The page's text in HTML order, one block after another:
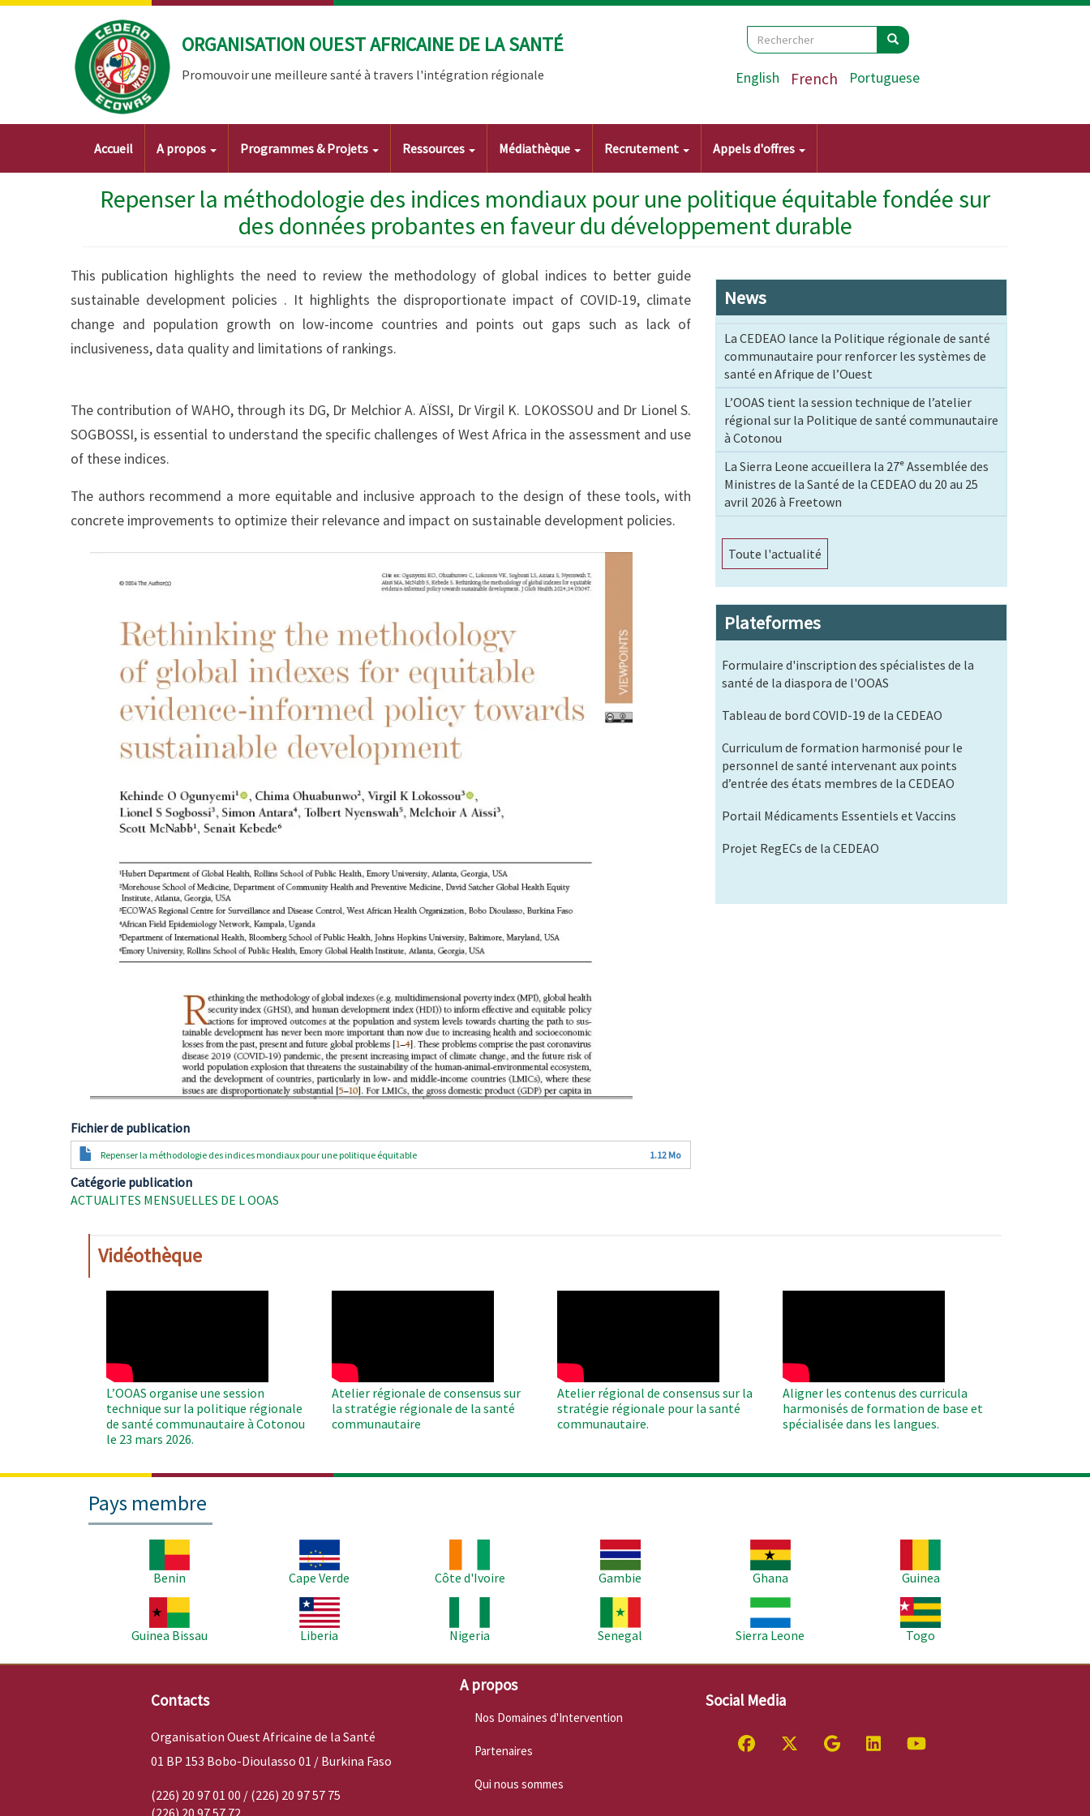
Aller
ORGANISATION OUEST AFRICAINE DE LA SANTÉ
Promouvoir une meilleure santé à travers l'intégration régionale
Search
Rechercher Rechercher
English French Portuguese
Main
navigation
Accueil A propos Programmes & Projets Ressources Médiathèque Recrutement Appels d'offres
Repenser la méthodologie des indices mondiaux pour une politique équitable fondée sur
des données probantes en faveur du développement durable
This publication highlights the need to review the methodology of global indices to better guide
sustainable development policies . It highlights the disproportionate impact of COVID-19, climate
change and population growth on low-income countries and points out gaps such as lack of
inclusiveness, data quality and limitations of rankings.
The contribution of WAHO, through its DG, Dr Melchior A. AÏSSI, Dr Virgil K. LOKOSSOU and Dr Lionel S.
SOGBOSSI, is essential to understand the specific challenges of West Africa in the assessment and use
of these indices.
The authors recommend a more equitable and inclusive approach to the design of these tools, with
concrete improvements to optimize their relevance and impact on sustainable development policies.
Fichier de publication
DocumentRepenser la méthodologie des indices mondiaux pour une politique équitable 1.12 Mo
Catégorie publication
ACTUALITES MENSUELLES DE L OOAS
News
La CEDEAO lance la Politique régionale de santé
communautaire pour renforcer les systèmes de
santé en Afrique de l’Ouest
L’OOAS tient la session technique de l’atelier
régional sur la Politique de santé communautaire
à Cotonou
La Sierra Leone accueillera la 27ᵉ Assemblée des
Ministres de la Santé de la CEDEAO du 20 au 25
avril 2026 à Freetown
Toute l'actualité
Plateformes
Formulaire d'inscription des spécialistes de la
santé de la diaspora de l'OOAS
Tableau de bord COVID-19 de la CEDEAO
Curriculum de formation harmonisé pour le
personnel de santé intervenant aux points
d’entrée des états membres de la CEDEAO
Portail Médicaments Essentiels et Vaccins
Projet RegECs de la CEDEAO
Vidéothèque
L’OOAS organise une session
technique sur la politique régionale
de santé communautaire à Cotonou
le 23 mars 2026.
Atelier régionale de consensus sur
la stratégie régionale de la santé
communautaire
Atelier régional de consensus sur la
stratégie régionale pour la santé
communautaire.
Aligner les contenus des curricula
harmonisés de formation de base et
spécialisée dans les langues.
Pays membre
Benin
Cape Verde
Côte d'Ivoire
Gambie
Ghana
Guinea
Guinea Bissau
Liberia
Nigeria
Senegal
Sierra Leone
Togo
Contacts
Organisation Ouest Africaine de la Santé
01 BP 153 Bobo-Dioulasso 01 / Burkina Faso
(226) 20 97 01 00 / (226) 20 97 57 75
(226) 20 97 57 72
A propos
Nos Domaines d'Intervention
Partenaires
Qui nous sommes
Social Media